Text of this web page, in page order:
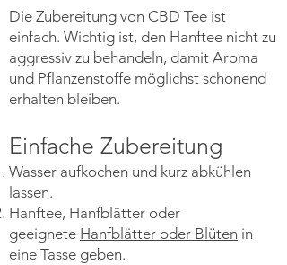
Die Zubereitung von CBD Tee ist
einfach. Wichtig ist, den Hanftee nicht zu
aggressiv zu behandeln, damit Aroma
und Pflanzenstoffe möglichst schonend
erhalten bleiben.
Einfache Zubereitung
Wasser aufkochen und kurz abkühlen
lassen.
Hanftee, Hanfblätter oder
geeignete Hanfblätter oder Blüten in
eine Tasse geben.